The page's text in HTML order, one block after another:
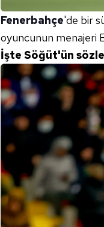
Fenerbahçe'de bir
oyuncunun menajeri
İşte Söğüt'ün